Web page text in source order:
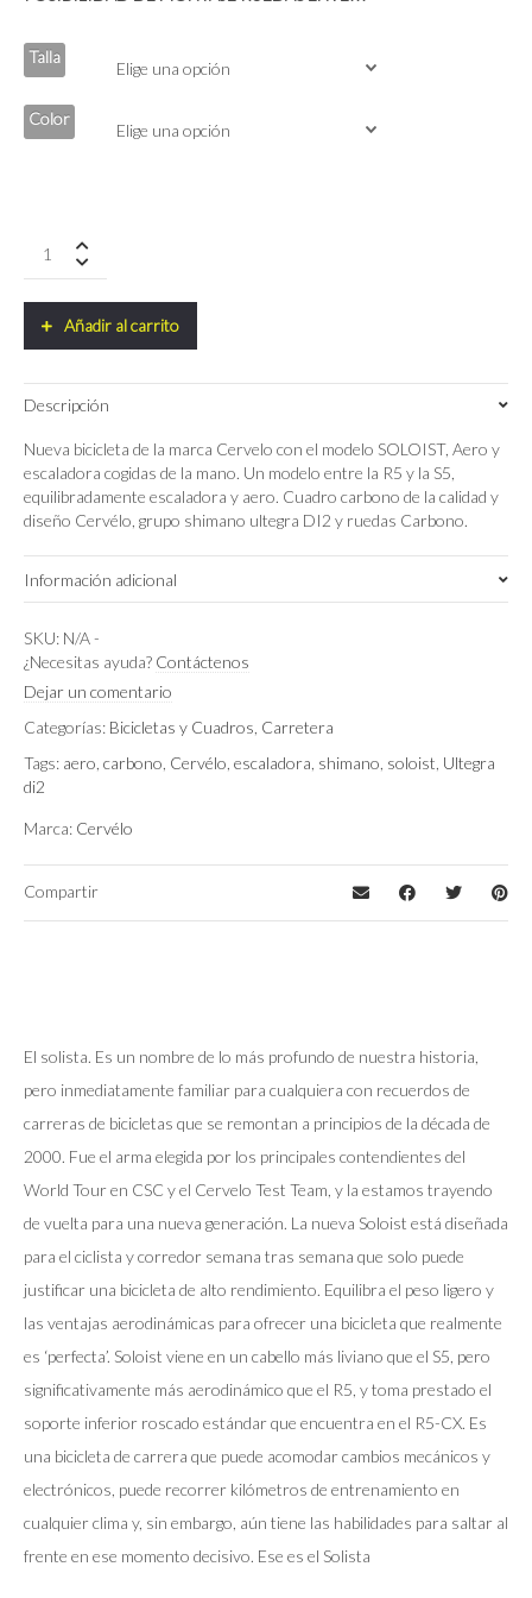
Talla
Color
Bicicleta
Cervelo
DI2
2023
quantity
Añadir al carrito
Descripción
Nueva bicicleta de la marca Cervelo con el modelo SOLOIST, Aero y
escaladora cogidas de la mano. Un modelo entre la R5 y la S5,
equilibradamente escaladora y aero. Cuadro carbono de la calidad y
diseño Cervélo, grupo shimano ultegra DI2 y ruedas Carbono.
Información adicional
Talla
Color
SKU: N/A-
¿Necesitas ayuda? Contáctenos
Dejar un comentario
Categorías: Bicicletas y Cuadros Carretera
Tags: aero carbono Cervélo escaladora shimano soloist Ultegra
di2
Marca: Cervélo
Compartir
El solista. Es un nombre de lo más profundo de nuestra historia,
pero inmediatamente familiar para cualquiera con recuerdos de
carreras de bicicletas que se remontan a principios de la década de
2000. Fue el arma elegida por los principales contendientes del
World Tour en CSC y el Cervelo Test Team, y la estamos trayendo
de vuelta para una nueva generación. La nueva Soloist está diseñada
para el ciclista y corredor semana tras semana que solo puede
justificar una bicicleta de alto rendimiento. Equilibra el peso ligero y
las ventajas aerodinámicas para ofrecer una bicicleta que realmente
es ‘perfecta’. Soloist viene en un cabello más liviano que el S5, pero
significativamente más aerodinámico que el R5, y toma prestado el
soporte inferior roscado estándar que encuentra en el R5-CX. Es
una bicicleta de carrera que puede acomodar cambios mecánicos y
electrónicos, puede recorrer kilómetros de entrenamiento en
cualquier clima y, sin embargo, aún tiene las habilidades para saltar al
frente en ese momento decisivo. Ese es el Solista